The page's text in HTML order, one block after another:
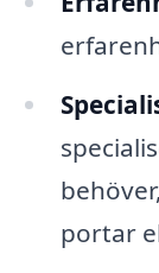
portar